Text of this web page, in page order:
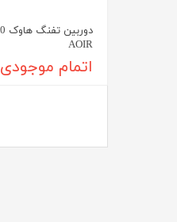
AOIR
اتمام موجودی